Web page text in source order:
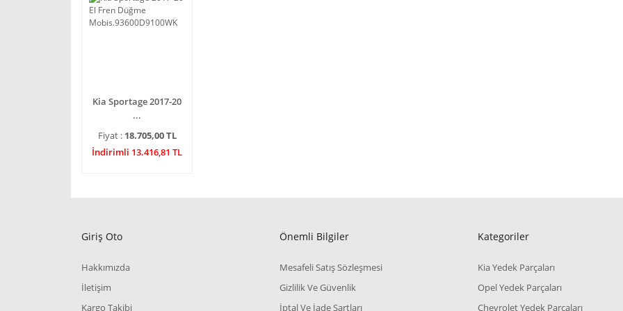
Kia Sportage 2017-20
...
Fiyat : 18.705,00 TL
İndirimli 13.416,81 TL
Giriş Oto
Hakkımızda
İletişim
Kargo Takibi
Önemli Bilgiler
Mesafeli Satış Sözleşmesi
Gizlilik Ve Güvenlik
İptal Ve İade Şartları
Kategoriler
Kia Yedek Parçaları
Opel Yedek Parçaları
Chevrolet Yedek Parçaları